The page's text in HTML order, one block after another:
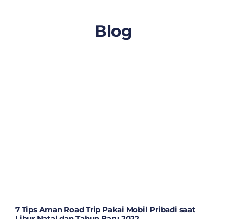
Blog
7 Tips Aman Road Trip Pakai Mobil Pribadi saat